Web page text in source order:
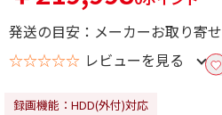
発送の目安：メーカーお取り寄せ
☆☆☆☆☆ レビューを見る
録画機能：HDD(外付)対応